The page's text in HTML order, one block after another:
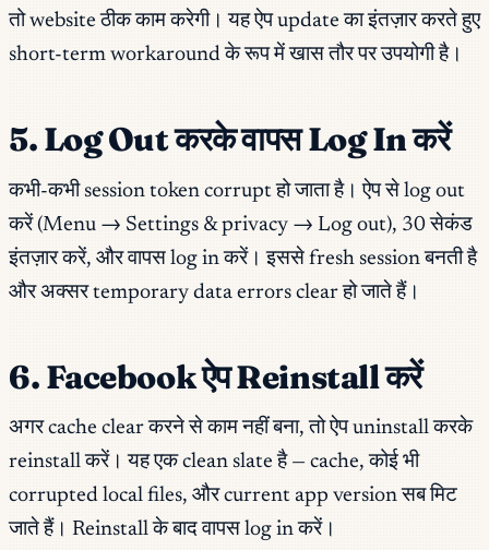
तो website ठीक काम करेगी। यह ऐप update का इंतज़ार करते हुए
short-term workaround के रूप में खास तौर पर उपयोगी है।
5. Log Out करके वापस Log In करें
कभी-कभी session token corrupt हो जाता है। ऐप से log out
करें (Menu → Settings & privacy → Log out), 30 सेकंड
इंतज़ार करें, और वापस log in करें। इससे fresh session बनती है
और अक्सर temporary data errors clear हो जाते हैं।
6. Facebook ऐप Reinstall करें
अगर cache clear करने से काम नहीं बना, तो ऐप uninstall करके
reinstall करें। यह एक clean slate है — cache, कोई भी
corrupted local files, और current app version सब मिट
जाते हैं। Reinstall के बाद वापस log in करें।